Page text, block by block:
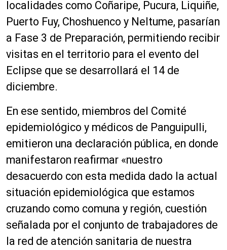
localidades como Coñaripe, Pucura, Liquiñe,
Puerto Fuy, Choshuenco y Neltume, pasarían
a Fase 3 de Preparación, permitiendo recibir
visitas en el territorio para el evento del
Eclipse que se desarrollará el 14 de
diciembre.
En ese sentido, miembros del Comité
epidemiológico y médicos de Panguipulli,
emitieron una declaración pública, en donde
manifestaron reafirmar «nuestro
desacuerdo con esta medida dado la actual
situación epidemiológica que estamos
cruzando como comuna y región, cuestión
señalada por el conjunto de trabajadores de
la red de atención sanitaria de nuestra